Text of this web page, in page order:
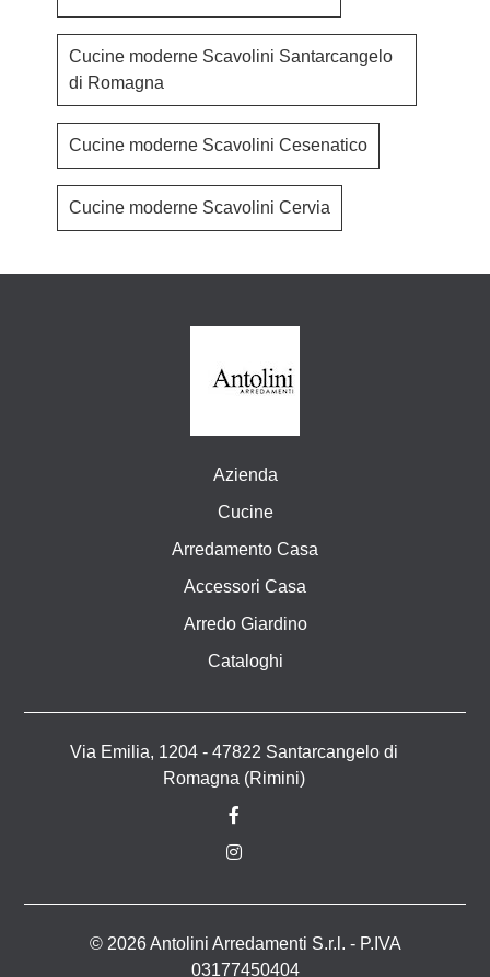
Cucine moderne Scavolini Santarcangelo
di Romagna
Cucine moderne Scavolini Cesenatico
Cucine moderne Scavolini Cervia
Azienda
Cucine
Arredamento Casa
Accessori Casa
Arredo Giardino
Cataloghi
Via Emilia, 1204 - 47822 Santarcangelo di
Romagna (Rimini)
© 2026 Antolini Arredamenti S.r.l. - P.IVA
03177450404